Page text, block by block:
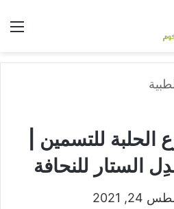
الحلبة للتسمين |
الستار للنحافة
2021